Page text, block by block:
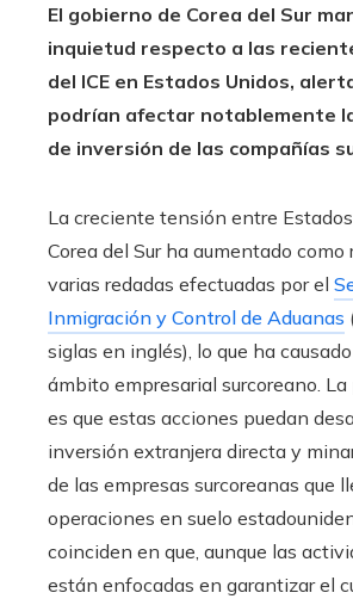
El gobierno de Corea del Sur
inquietud respecto a las
del ICE en Estados Unidos,
podrían afectar notablemente
de inversión de las compañías
La creciente tensión entre
Corea del Sur ha aumentado como
varias redadas efectuadas por el
Inmigración y Control de Aduanas
siglas en inglés), lo que ha
ámbito empresarial surcoreano.
es que estas acciones puedan
inversión extranjera directa y
de las empresas surcoreanas que
operaciones en suelo
coinciden en que, aunque las
están enfocadas en garantizar el